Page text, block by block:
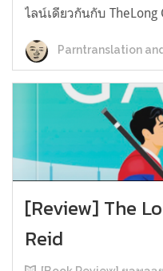
ไลน์เดียวกันกับ TheLong
Parntranslation
[Review] The
Reid